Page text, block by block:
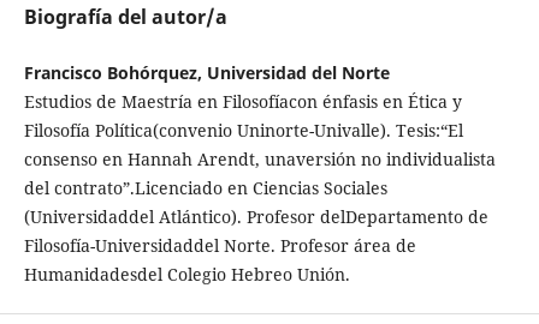
Biografía del autor/a
Francisco Bohórquez, Universidad del Norte
Estudios de Maestría en Filosofíacon énfasis en Ética y
Filosofía Política(convenio Uninorte-Univalle). Tesis:“El
consenso en Hannah Arendt, unaversión no individualista
del contrato”.Licenciado en Ciencias Sociales
(Universidaddel Atlántico). Profesor delDepartamento de
Filosofía-Universidaddel Norte. Profesor área de
Humanidadesdel Colegio Hebreo Unión.